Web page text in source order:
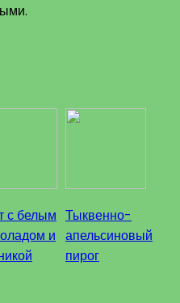
с белым
и
Тыквенно-
апельсиновый
пирог